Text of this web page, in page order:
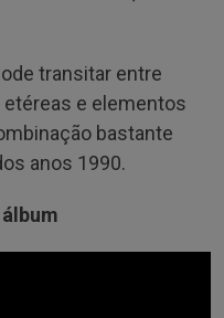
transitar entre
e elementos
bastante
anos 1990.